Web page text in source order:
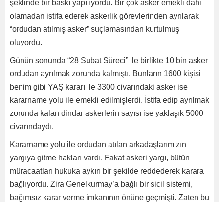
şeklinde bir baskı yapılıyordu. Bir çok asker emekli dahi
olamadan istifa ederek askerlik görevlerinden ayrılarak
“ordudan atılmış asker” suçlamasından kurtulmuş
oluyordu.
Günün sonunda “28 Subat Süreci” ile birlikte 10 bin asker
ordudan ayrılmak zorunda kalmıştı. Bunların 1600 kişisi
benim gibi YAŞ kararı ile 3300 civarındaki asker ise
kararname yolu ile emekli edilmişlerdi. İstifa edip ayrılmak
zorunda kalan dindar askerlerin sayısı ise yaklaşık 5000
civarındaydı.
Kararname yolu ile ordudan atılan arkadaşlarımızın
yargıya gitme hakları vardı. Fakat askeri yargı, bütün
müracaatları hukuka aykırı bir şekilde reddederek karara
bağlıyordu. Zira Genelkurmay’a bağlı bir sicil sistemi,
bağımsız karar verme imkanının önüne geçmişti. Zaten bu